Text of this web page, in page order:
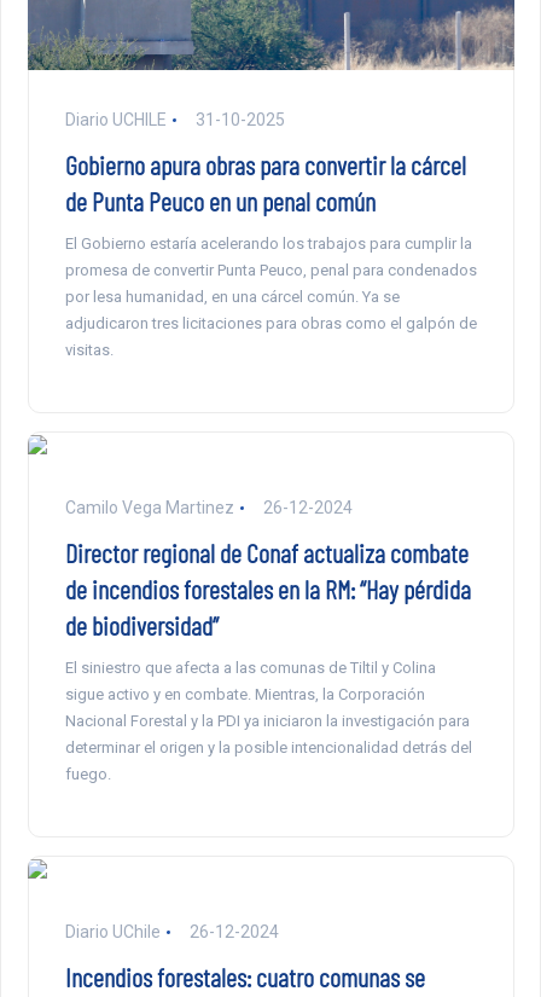
Diario UCHILE 31-10-2025
Gobierno apura obras para convertir la cárcel
de Punta Peuco en un penal común
El Gobierno estaría acelerando los trabajos para cumplir la
promesa de convertir Punta Peuco, penal para condenados
por lesa humanidad, en una cárcel común. Ya se
adjudicaron tres licitaciones para obras como el galpón de
visitas.
Camilo Vega Martinez 26-12-2024
Director regional de Conaf actualiza combate
de incendios forestales en la RM: “Hay pérdida
de biodiversidad”
El siniestro que afecta a las comunas de Tiltil y Colina
sigue activo y en combate. Mientras, la Corporación
Nacional Forestal y la PDI ya iniciaron la investigación para
determinar el origen y la posible intencionalidad detrás del
fuego.
Diario UChile 26-12-2024
Incendios forestales: cuatro comunas se